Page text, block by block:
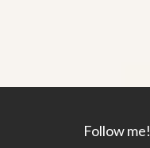
Follow me!